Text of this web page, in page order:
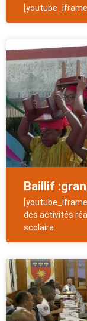
Baillif
des activités
scolaire.